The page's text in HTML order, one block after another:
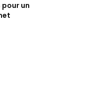
pour un